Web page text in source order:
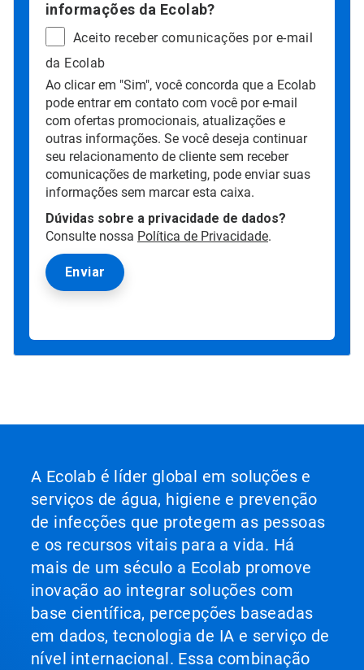
informações da Ecolab?
Aceito receber comunicações por e-mail
da Ecolab
Ao clicar em "Sim", você concorda que a Ecolab
pode entrar em contato com você por e-mail
com ofertas promocionais, atualizações e
outras informações. Se você deseja continuar
seu relacionamento de cliente sem receber
comunicações de marketing, pode enviar suas
informações sem marcar esta caixa.
Dúvidas sobre a privacidade de dados?
Consulte nossa Política de Privacidade.
A Ecolab é líder global em soluções e
serviços de água, higiene e prevenção
de infecções que protegem as pessoas
e os recursos vitais para a vida. Há
mais de um século a Ecolab promove
inovação ao integrar soluções com
base científica, percepções baseadas
em dados, tecnologia de IA e serviço de
nível internacional. Essa combinação